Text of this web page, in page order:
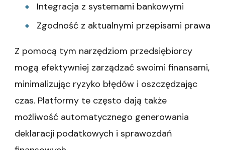
Integracja z systemami bankowymi
Zgodność z aktualnymi przepisami prawa
Z pomocą tym narzędziom przedsiębiorcy
mogą efektywniej zarządzać swoimi finansami,
minimalizując ryzyko błędów i oszczędzając
czas. Platformy te często dają także
możliwość automatycznego generowania
deklaracji podatkowych i sprawozdań